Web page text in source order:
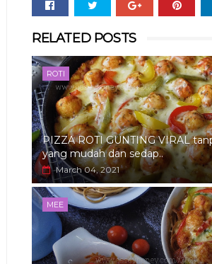
RELATED POSTS
ROTI
PIZZA ROTI GUNTING VIRAL
yang mudah dan sedap..
March 04, 2021
MEE